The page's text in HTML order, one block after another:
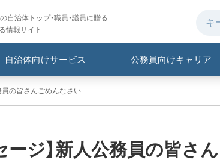
自治体トップ・職員・議員に贈る
情報サイト
自治体向けサービス 公務員向けキャリア
員の皆さんごめんなさい
ージ】新人公務員の皆さん